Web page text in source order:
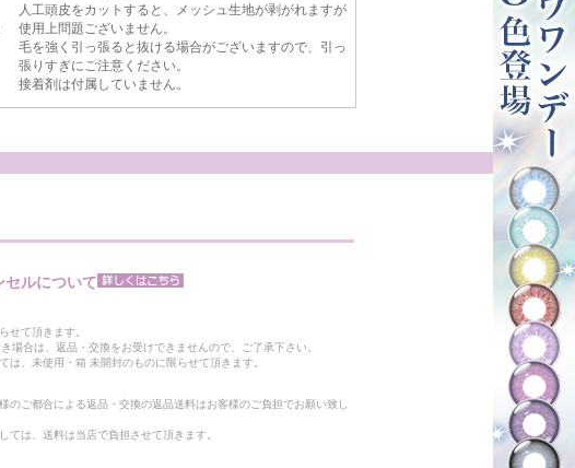
人工頭皮をカットすると、メッシュ生地が剥がれますが
使用上問題ございません。
毛を強く引っ張ると抜ける場合がございますので、引っ
張りすぎにご注意ください。
接着剤は付属していません。
セルについて
せて頂きます。
場合は、返品・交換をお受けできませんので、ご了承下さい。
は、未使用・箱 未開封のものに限らせて頂きます。
のご都合による返品・交換の返品送料はお客様のご負担でお願い致し
ては、送料は当店で負担させて頂きます。